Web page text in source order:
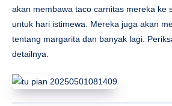
akan membawa taco carnitas mereka ke
untuk hari istimewa. Mereka juga akan
tentang margarita dan banyak lagi.
detailnya.